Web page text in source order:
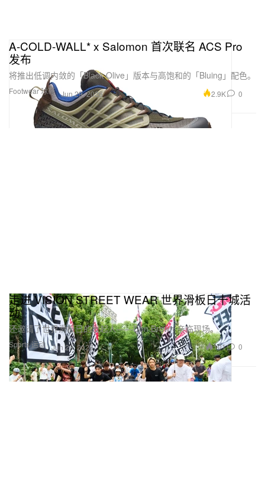
Footwear 球鞋
A-COLD-WALL* x Salomon 首次联名 ACS Pro
发布
将推出低调内敛的「Black Olive」版本与高饱和的「Bluing」配色。
Jun 29, 2026 2.9K 0
Sports 运动
走进 VISION STREET WEAR 世界滑板日十城活
动
还邀请了世界滑板日的发起人——Don Brown 亲临现场。
Jun 29, 2026 101 0